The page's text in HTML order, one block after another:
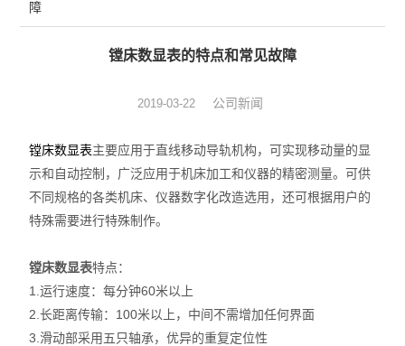
sony
色差仪
测高仪
电线电缆试验机
障
镗床数显表的特点和常见故障
2019-03-22 公司新闻
镗床数显表主要应用于直线移动导轨机构，可实现移动量的显
示和自动控制，广泛应用于机床加工和仪器的精密测量。可供
不同规格的各类机床、仪器数字化改造选用，还可根据用户的
特殊需要进行特殊制作。
镗床数显表特点：
1.运行速度：每分钟60米以上
2.长距离传输：100米以上，中间不需增加任何界面
3.滑动部采用五只轴承，优异的重复定位性